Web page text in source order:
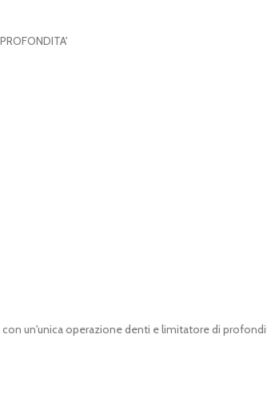
un'unica operazione denti e limitatore di